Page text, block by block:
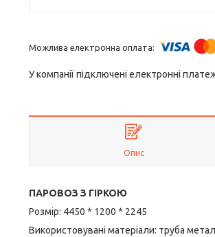
У компанії підключені електронні
Опис
ПАРОВОЗ З ГІРКОЮ
Розмір: 4450 * 1200 * 2245
Використовувані матеріали: труба